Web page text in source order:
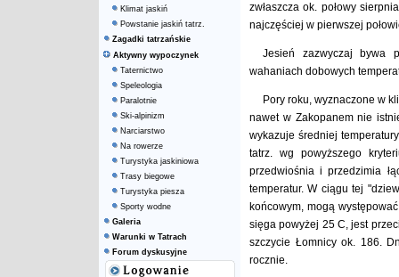
Klimat jaskiń
Powstanie jaskiń tatrz.
Zagadki tatrzańskie
Aktywny wypoczynek
Taternictwo
Speleologia
Paralotnie
Ski-alpinizm
Narciarstwo
Na rowerze
Turystyka jaskiniowa
Trasy biegowe
Turystyka piesza
Sporty wodne
Galeria
Warunki w Tatrach
Forum dyskusyjne
zwłaszcza ok. połowy
najczęściej w pierwszej
Jesień zazwyczaj bywa
wahaniach dobowych
Pory roku, wyznaczone w
nawet w Zakopanem nie
wykazuje średniej
tatrz. wg powyższego
przedwiośnia i przedzimia
temperatur. W ciągu tej
końcowym, mogą
sięga powyżej 25 C, jest
szczycie Łomnicy ok. 186.
rocznie.